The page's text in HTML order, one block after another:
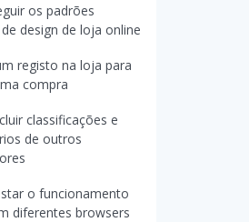
os padrões
design de loja online
registo na loja para
compra
classificações e
de outros
o funcionamento
diferentes browsers